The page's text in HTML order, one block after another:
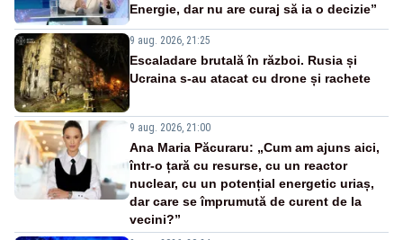
Energie, dar nu are curaj să ia o decizie”
9 aug. 2026, 21:25
Escaladare brutală în război. Rusia și
Ucraina s-au atacat cu drone și rachete
9 aug. 2026, 21:00
Ana Maria Păcuraru: „Cum am ajuns aici,
într-o țară cu resurse, cu un reactor
nuclear, cu un potențial energetic uriaș,
dar care se împrumută de curent de la
vecini?”